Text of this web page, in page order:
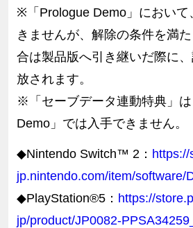
※「Prologue Demo」において
きませんが、解除の条件を満
合は製品版へ引き継いだ際に
放されます。
※「セーブデータ連動特典」
Demo」では入手できません。
◆Nintendo Switch™ 2： https://
jp.nintendo.com/item/software/
◆PlayStation®5： https://
jp/product/JP0082-